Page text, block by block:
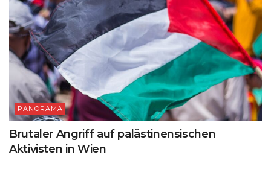
PANORAMA
Brutaler Angriff auf palästinensischen
Aktivisten in Wien